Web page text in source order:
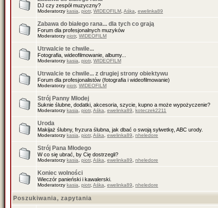
DJ czy zespół muzyczny?
Moderatorzy kasia piotr, WIDEOFILM Aśka ewelinka89
Zabawa do białego rana... dla tych co grają
Forum dla profesjonalnych muzyków
Moderatorzy piotr, WIDEOFILM
Utrwalcie te chwile...
Fotografia, wideofilmowanie, albumy...
Moderatorzy kasia piotr, WIDEOFILM
Utrwalcie te chwile... z drugiej strony obiektywu
Forum dla profesjonalistów (fotografia i wideofilmowanie)
Moderatorzy piotr, WIDEOFILM
Strój Panny Młodej
Suknie ślubne, dodatki, akcesoria, szycie, kupno a może wypożyczenie?
Moderatorzy kasia piotr, Aśka ewelinka89 koteczek2211
Uroda
Makijaż ślubny, fryzura ślubna, jak dbać o swoją sylwetkę, ABC urody.
Moderatorzy kasia piotr, Aśka ewelinka89 nheledore
Strój Pana Młodego
W co się ubrać, by Cię dostrzegli?
Moderatorzy kasia piotr, Aśka ewelinka89 nheledore
Koniec wolności
Wieczór panieński i kawalerski.
Moderatorzy kasia piotr, Aśka ewelinka89 nheledore
Poszukiwania, zapytania